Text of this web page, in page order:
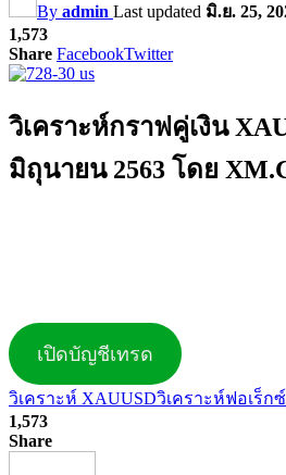
By admin Last updated มิ.ย. 25,
1,573
Share FacebookTwitter
วิเคราะห์กราฟคู่เงิน
มิถุนายน 2563 โดย
เปิดบัญชีเทรด
วิเคราะห์ XAUUSDวิเคราะห์ฟอเร็ก
1,573
Share